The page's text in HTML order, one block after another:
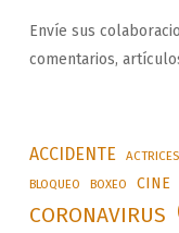
Envíe sus
comentarios,
ACCIDENTE ACTRICES
BLOQUEO BOXEO CINE
CORONAVIRUS